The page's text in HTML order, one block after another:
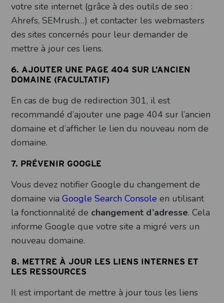
votre site internet (grâce à des outils de seo :
Ahrefs, SEMrush…) et contacter les webmasters
des sites concernés pour leur demander de
mettre à jour ces liens.
6. AJOUTER UNE PAGE 404 SUR L’ANCIEN
DOMAINE (FACULTATIF)
En cas de bug de redirection 301, il est
recommandé d’ajouter une page 404 sur l’ancien
domaine et d’afficher le lien du nouveau nom de
domaine.
7. PRÉVENIR GOOGLE
Vous devez notifier Google du changement de
domaine viaGoogle Search Console en utilisant
la fonctionnalité de changement d’adresse. Cela
informe Google que votre site a migré vers un
nouveau domaine.
8. METTRE À JOUR LES LIENS INTERNES ET
LES RESSOURCES
Il est important de mettre à jour tous les liens